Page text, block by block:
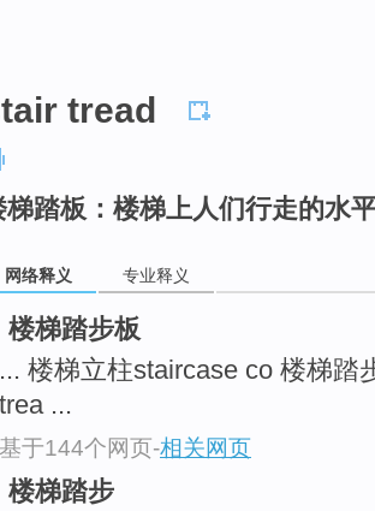
tread
梯踏板：楼梯上人们行走的水
网络释义 专业释义
楼梯踏步板
... 楼梯立柱staircase co 楼梯踏
trea ...
基于144个网页-相关网页
楼梯踏步